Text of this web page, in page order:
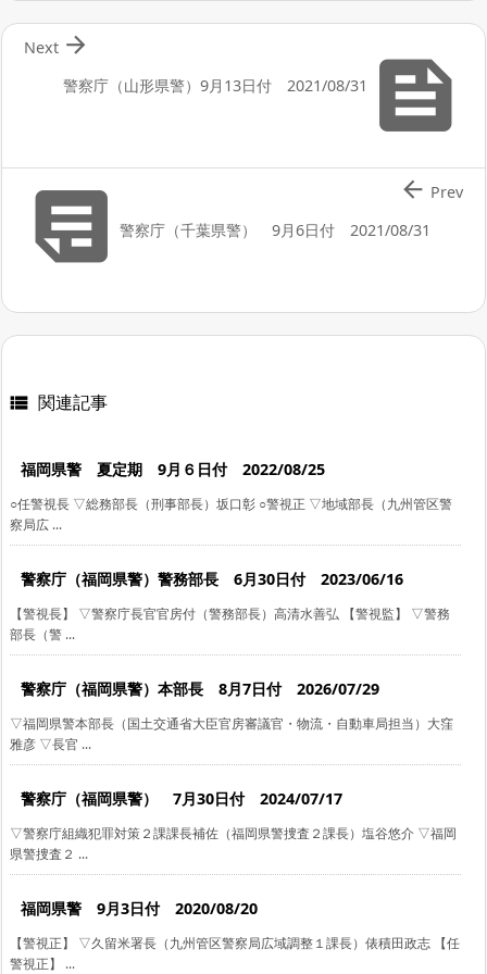

警察庁（山形県警）9月13日付 2021/08/31

Next
警察庁（千葉県警） 9月6日付 2021/08/31
 Prev
 関連記事
福岡県警 夏定期 9月６日付 2022/08/25
○任警視長 ▽総務部長（刑事部長）坂口彰 ○警視正 ▽地域部長（九州管区警
察局広 ...
警察庁（福岡県警）警務部長 6月30日付 2023/06/16
【警視長】 ▽警察庁長官官房付（警務部長）高清水善弘 【警視監】 ▽警務
部長（警 ...
警察庁（福岡県警）本部長 8月7日付 2026/07/29
▽福岡県警本部長（国土交通省大臣官房審議官・物流・自動車局担当）大窪
雅彦 ▽長官 ...
警察庁（福岡県警） 7月30日付 2024/07/17
▽警察庁組織犯罪対策２課課長補佐（福岡県警捜査２課長）塩谷悠介 ▽福岡
県警捜査２ ...
福岡県警 9月3日付 2020/08/20
【警視正】 ▽久留米署長（九州管区警察局広域調整１課長）俵積田政志 【任
警視正】 ...